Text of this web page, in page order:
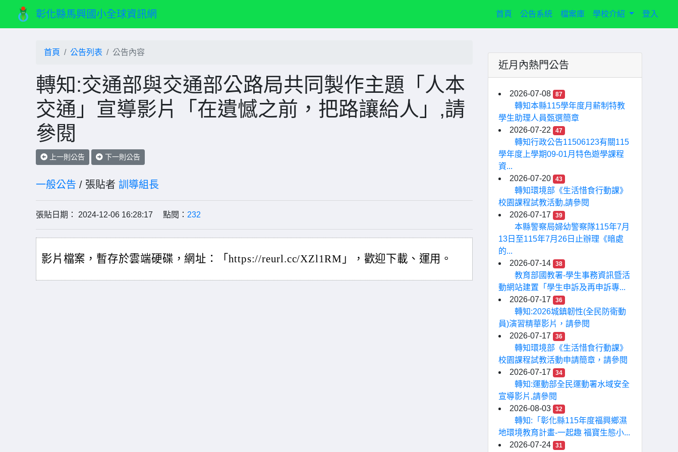
彰化縣馬興國小全球資訊網 首頁 (current)
公告系統 檔案庫 學校介紹 登入
首頁 公告列表 公告內容
轉知:交通部與交通部公路局共同製作主題「人本
交通」宣導影片「在遺憾之前，把路讓給人」,請
參閱
上一則公告 下一則公告
一般公告 / 張貼者 訓導組長
張貼日期： 2024-12-06 16:28:17 點閱： 232
影片檔案，暫存於雲端硬碟，網址：「https://reurl.cc/XZl1RM」，歡迎下載、運用。
近月內熱門公告
2026-07-08 87
轉知本縣115學年度月薪制特教
學生助理人員甄選簡章
2026-07-22
47
轉知行政公告11506123有關115
學年度上學期09-01月特色遊學課程
資...
2026-07-20
43
轉知環境部《生活惜食行動課》
校園課程試教活動,請參閱
2026-07-17
39
本縣警察局婦幼警察隊115年7月
13日至115年7月26日止辦理《暗處
的...
2026-07-14
38
教育部國教署-學生事務資訊暨活
動網站建置「學生申訴及再申訴專...
2026-07-17
36
轉知:2026城鎮韌性(全民防衛動
員)演習精華影片，請參閱
2026-07-17
36
轉知環境部《生活惜食行動課》
校園課程試教活動申請簡章，請參閱
2026-07-17
34
轉知:運動部全民運動署水域安全
宣導影片,請參閱
2026-08-03
32
轉知:「彰化縣115年度福興鄉濕
地環境教育計畫-一起趣 福寶生態小...
2026-07-24
31